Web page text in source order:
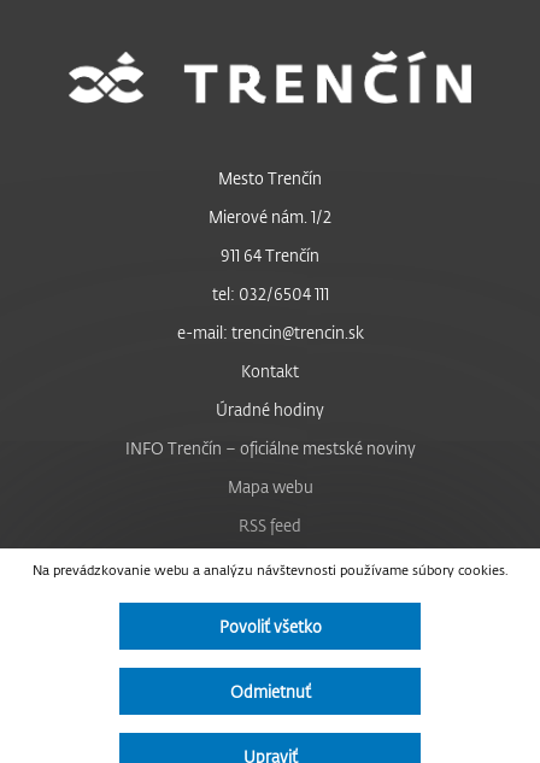
Na prevádzkovanie webu a analýzu návštevnosti používame súbory cookies.
Povoliť všetko
Odmietnuť
Upraviť
Mesto Trenčín
Mierové nám. 1/2
911 64 Trenčín
tel: 032/6504 111
e-mail: trencin@trencin.sk
Kontakt
Úradné hodiny
INFO Trenčín – oficiálne mestské noviny
Mapa webu
RSS feed
Nastavenie cookies
Facebook
Instagram
Vyhlásenie o prístupnosti